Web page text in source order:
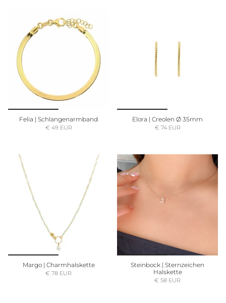
Felia | Schlangenarmband
€ 49 EUR
Elora | Creolen Ø 35mm
€ 74 EUR
Margo | Charmhalskette
€ 78 EUR
Steinbock | Sternzeichen
Halskette
€ 58 EUR